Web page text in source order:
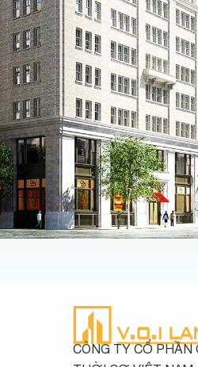
CÔNG TY CỔ PHẦN